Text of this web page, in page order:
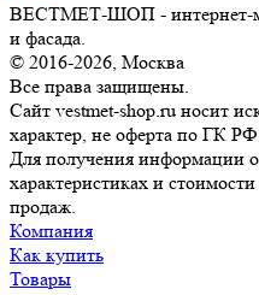
ВЕСТМЕТ-ШОП - интернет-
и фасада.
© 2016-2026, Москва
Все права защищены.
Сайт vestmet-shop.ru носит
характер, не оферта по ГК РФ.
Для получения информации
характеристиках и
продаж.
Компания
Как купить
Товары